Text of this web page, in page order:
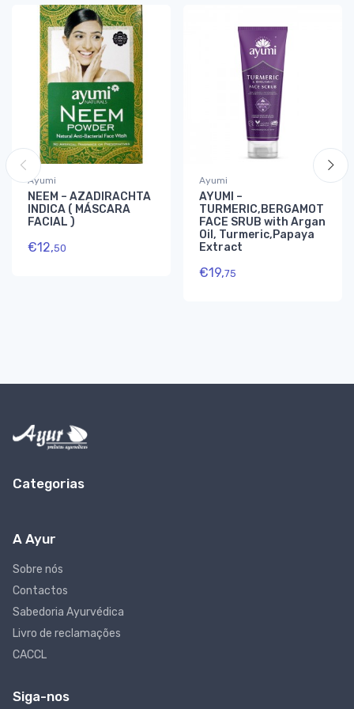
Ayumi
NEEM – AZADIRACHTA
INDICA ( MÁSCARA
FACIAL )
€12,50
Ayumi
AYUMI –
TURMERIC,BERGAMOT
FACE SRUB with Argan
Oil, Turmeric,Papaya
Extract
€19,75
Categorias
A Ayur
Sobre nós
Contactos
Sabedoria Ayurvédica
Livro de reclamações
CACCL
Siga-nos